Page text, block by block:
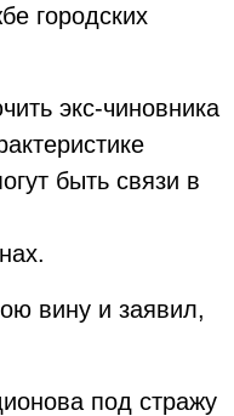
городских
экс-чиновника
быть связи в
вину и заявил,
под стражу